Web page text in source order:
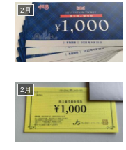
2月
2月